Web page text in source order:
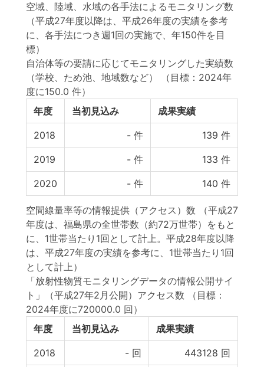
空域、陸域、水域の各手法によるモニタリング数
（平成27年度以降は、平成26年度の実績を参考
に、各手法につき週1回の実施で、年150件を目
標）
自治体等の要請に応じてモニタリングした実績数
（学校、ため池、地域数など）
（目標：2024年
度に150.0 件）
年度
当初見込み 成果実績
2018 - 件 139 件
2019 - 件 133 件
2020 - 件 140 件
空間線量率等の情報提供（アクセス）数 （平成27
年度は、福島県の全世帯数（約72万世帯）をもと
に、1世帯当たり1回として計上。平成28年度以降
は、平成27年度の実績を参考に、1世帯当たり1回
として計上）
「放射性物質モニタリングデータの情報公開サイ
ト」（平成27年2月公開）アクセス数
（目標：
2024年度に720000.0 回）
年度
当初見込み 成果実績
2018 - 回 443128 回